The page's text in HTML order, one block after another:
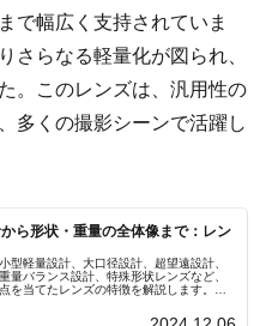
で幅広く支持されていま
さらなる軽量化が図られ、
。このレンズは、汎用性の
多くの撮影シーンで活躍し
ら形状・重量の全体像まで：レン
型軽量設計、大口径設計、超望遠設計、
量バランス設計、特殊形状レンズなど、
を当てたレンズの特徴を解説します。撮